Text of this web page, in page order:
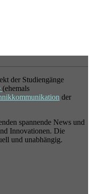
der Studiengänge
(ehemals
der
spannende News und
Innovationen. Die
und unabhängig.